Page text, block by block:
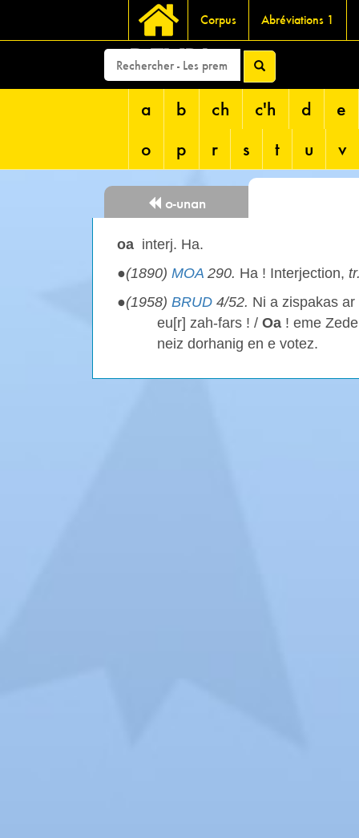
Corpus Abréviations 1
DEVRI
a b ch c'h d
e
o
p r s t u v
o-unan
oa interj. Ha.
●(1890) MOA 290. Ha ! Interjection,
●(1958) BRUD 4/52. Ni a zispakas
eu[r] zah-fars ! / Oa ! eme
neiz dorhanig en e votez.